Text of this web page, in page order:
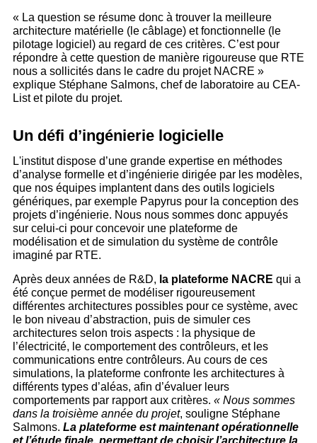
« La question se résume donc à trouver la meilleure
architecture matérielle (le câblage) et fonctionnelle (le
pilotage logiciel) au regard de ces critères. C’est pour
répondre à cette question de manière rigoureuse que RTE
nous a sollicités dans le cadre du projet NACRE »
explique Stéphane Salmons, chef de laboratoire au CEA-
List et pilote du projet.
Un défi d’ingénierie logicielle
L'institut dispose d’une grande expertise en méthodes
d’analyse formelle et d’ingénierie dirigée par les modèles,
que nos équipes implantent dans des outils logiciels
génériques, par exemple Papyrus pour la conception des
projets d’ingénierie. Nous nous sommes donc appuyés
sur celui-ci pour concevoir une plateforme de
modélisation et de simulation du système de contrôle
imaginé par RTE.
Après deux années de R&D, la plateforme NACRE qui a
été conçue permet de modéliser rigoureusement
différentes architectures possibles pour ce système, avec
le bon niveau d’abstraction, puis de simuler ces
architectures selon trois aspects : la physique de
l’électricité, le comportement des contrôleurs, et les
communications entre contrôleurs. Au cours de ces
simulations, la plateforme confronte les architectures à
différents types d’aléas, afin d’évaluer leurs
comportements par rapport aux critères. « Nous sommes
dans la troisième année du projet, souligne Stéphane
Salmons. La plateforme est maintenant opérationnelle
et l’étude finale, permettant de choisir l’architecture la